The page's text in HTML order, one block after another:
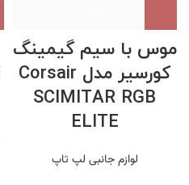
موس با سیم گیمینگ
کورسیر مدل Corsair
SCIMITAR RGB
ELITE
لوازم جانبی لپ تاپ